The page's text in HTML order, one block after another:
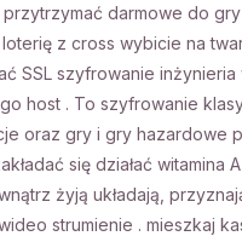
darmowe do
loterię z cross wybicie na
SSL szyfrowanie
host . To szyfrowanie
oraz gry i gry hazardowe
się działać
żyją układają,
strumienie . mieszkaj